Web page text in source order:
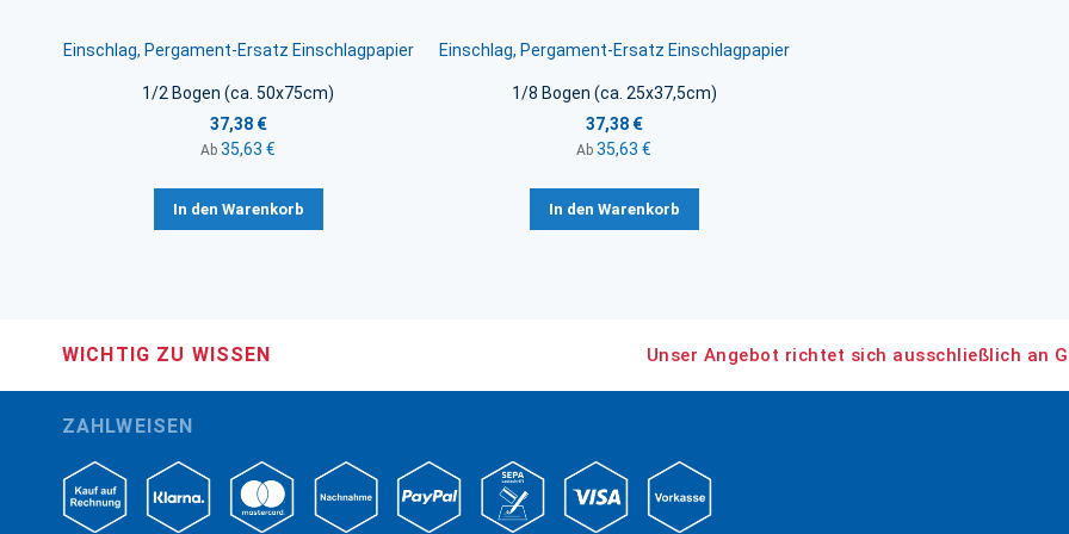
Einschlag, Pergament-Ersatz Einschlagpapier
1/2 Bogen (ca. 50x75cm)
37,38 €
Ab 35,63 €
In den Warenkorb
Einschlag, Pergament-Ersatz Einschlagpapier
1/8 Bogen (ca. 25x37,5cm)
37,38 €
Ab 35,63 €
In den Warenkorb
WICHTIG ZU WISSEN Unser Angebot richtet sich ausschließlich an
ZAHLWEISEN